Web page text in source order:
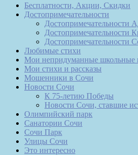
Бесплатности, Акции, Скидки
Достопримечательности
Достопримечательности
Достопримечательности
Достопримечательности
Любимые стихи
Мои непридуманные школьные
Мои стихи и рассказы
Мошенники в Сочи
Новости Сочи
К 75-летию Победы
Новости Сочи, ставшие
Олимпийский парк
Санатории Сочи
Сочи Парк
Улицы Сочи
Это интересно